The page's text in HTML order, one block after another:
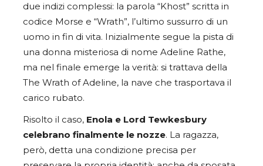
due indizi complessi: la parola “Khost” scritta in
codice Morse e “Wrath”, l’ultimo sussurro di un
uomo in fin di vita. Inizialmente segue la pista di
una donna misteriosa di nome Adeline Rathe,
ma nel finale emerge la verità: si trattava della
The Wrath of Adeline, la nave che trasportava il
carico rubato.
Risolto il caso, Enola e Lord Tewkesbury
celebrano finalmente le nozze. La ragazza,
però, detta una condizione precisa per